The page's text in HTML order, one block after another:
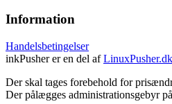
Information
Handelsbetingelser
inkPusher er en del afLinuxPusher.dk
Der skal tages forebehold for
Der pålægges administrationsgebyr